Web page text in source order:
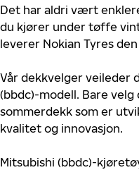
Det har aldri vært
du kjører under tøffe
leverer Nokian Tyres
Vår dekkvelger veileder
(bbdc)-modell. Bare
sommerdekk som er
kvalitet og innovasjon.
Mitsubishi (bbdc)-